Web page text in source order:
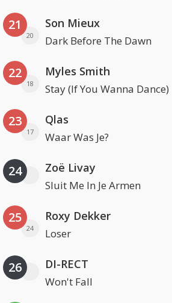
21
20
Son Mieux
Dark Before The Dawn
22
18
Myles Smith
Stay (If You Wanna Dance)
23
17
Qlas
Waar Was Je?
24 Zoë Livay
Sluit Me In Je Armen
25
24
Roxy Dekker
Loser
26 DI-RECT
Won't Fall